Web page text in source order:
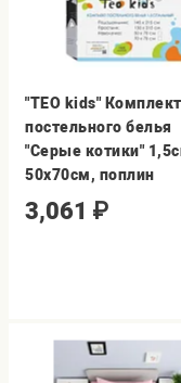
"TEO kids" Комплект
постельного белья
"Серые котики"
50х70см, поплин
3,061 ₽